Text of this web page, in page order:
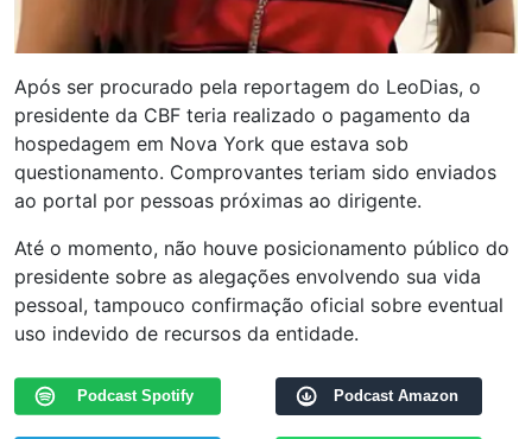
Após ser procurado pela reportagem do LeoDias, o
presidente da CBF teria realizado o pagamento da
hospedagem em Nova York que estava sob
questionamento. Comprovantes teriam sido enviados
ao portal por pessoas próximas ao dirigente.
Até o momento, não houve posicionamento público do
presidente sobre as alegações envolvendo sua vida
pessoal, tampouco confirmação oficial sobre eventual
uso indevido de recursos da entidade.
Podcast Spotify Podcast Amazon